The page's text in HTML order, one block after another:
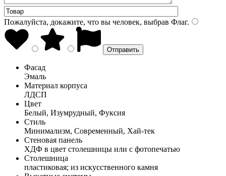
Пожалуйста, докажите, что вы человек, выбрав Флаг.
Фасад
Эмаль
Материал корпуса
ЛДСП
Цвет
Белый, Изумрудный, Фуксия
Стиль
Минимализм, Современный, Хай-тек
Стеновая панель
ХДФ в цвет столешницы или с фотопечатью
Столешница
пластиковая; из искусственного камня